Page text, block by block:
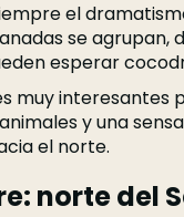
el
se
esperar
muy
y una
el norte.
norte del